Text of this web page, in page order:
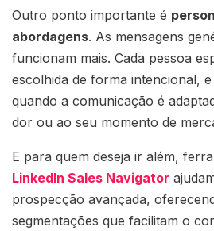
Outro ponto importante é
abordagens. As mensagens
funcionam mais. Cada pessoa
escolhida de forma intencional,
quando a comunicação é
dor ou ao seu momento de
E para quem deseja ir além,
LinkedIn Sales Navigator
prospecção avançada,
segmentações que facilitam o